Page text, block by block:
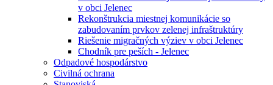
v obci Jelenec
Rekonštrukcia miestnej komunikácie so
zabudovaním prvkov zelenej infraštruktúry
Riešenie migračných výziev v obci Jelenec
Chodník pre peších - Jelenec
Odpadové hospodárstvo
Civilná ochrana